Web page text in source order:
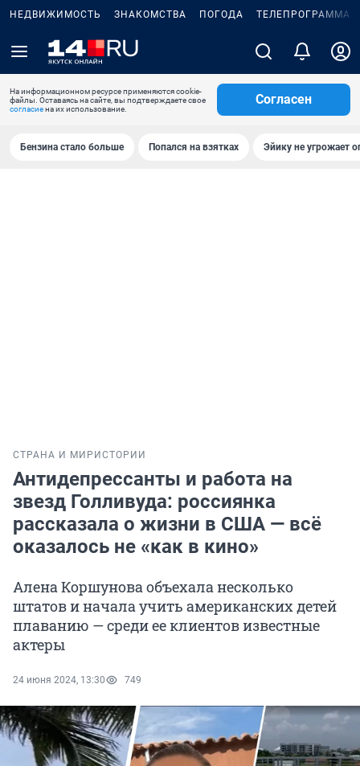
НЕДВИЖИМОСТЬ ЗНАКОМСТВА ПОГОДА ТЕЛЕПРОГРАММА
На информационном ресурсе применяются cookie-
файлы. Оставаясь на сайте, вы подтверждаете свое
согласиена их использование.
Согласен
Бензина стало больше Попался на взятках Эйику не угрожает
СТРАНА И МИР ИСТОРИИ
Антидепрессанты и работа на
звезд Голливуда: россиянка
рассказала о жизни в США — всё
оказалось не «как в кино»
Алена Коршунова объехала несколько
штатов и начала учить американских детей
плаванию — среди ее клиентов известные
актеры
24 июня 2024, 13:30 749